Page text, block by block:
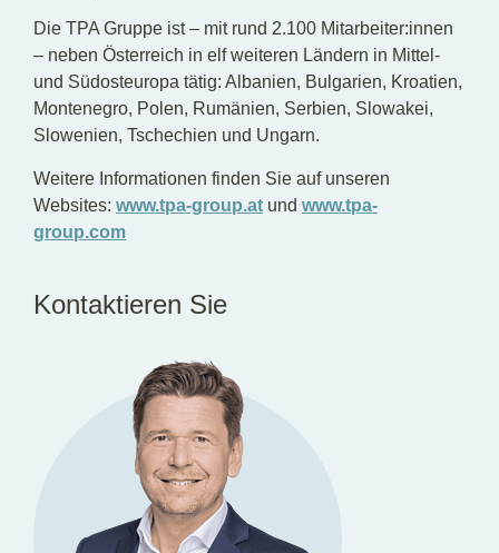
Die TPA Gruppe ist – mit rund 2.100 Mitarbeiter:innen
– neben Österreich in elf weiteren Ländern in Mittel-
und Südosteuropa tätig: Albanien, Bulgarien, Kroatien,
Montenegro, Polen, Rumänien, Serbien, Slowakei,
Slowenien, Tschechien und Ungarn.
Weitere Informationen finden Sie auf unseren
Websites: www.tpa-group.at und www.tpa-
group.com
Kontaktieren Sie